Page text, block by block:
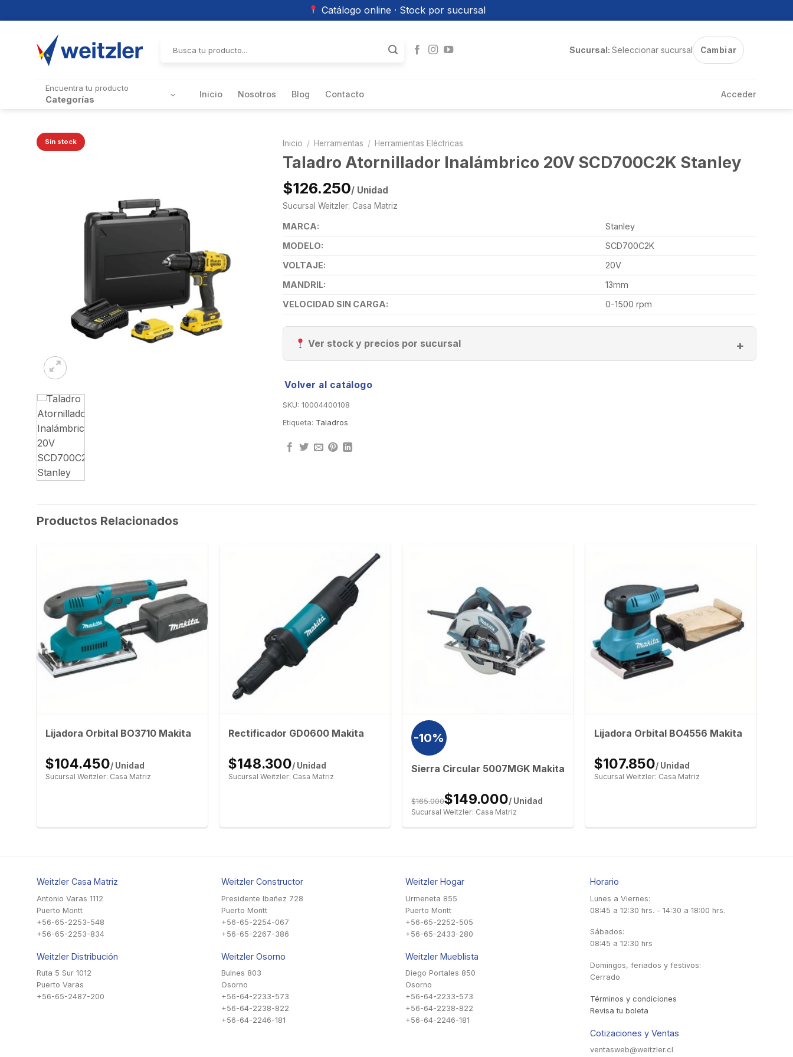
Catálogo online · Stock por sucursal
por:
Sucursal: Seleccionar sucursal Cambiar
Encuentra tu producto
Categorías Inicio Nosotros Blog Contacto Acceder
Sin stock Inicio / Herramientas / Herramientas Eléctricas
Taladro Atornillador Inalámbrico 20V SCD700C2K Stanley
$126.250/ Unidad
Sucursal Weitzler: Casa Matriz
MARCA:
Stanley
MODELO:
SCD700C2K
VOLTAJE:
20V
MANDRIL:
13mm
VELOCIDAD SIN CARGA:
0-1500 rpm
Ver stock y precios por sucursal
Volver al catálogo
SKU: 10004400108
Etiqueta: Taladros
Productos Relacionados
Lijadora Orbital BO3710 Makita
$104.450/ Unidad
Sucursal Weitzler: Casa Matriz
Rectificador GD0600 Makita
$148.300/ Unidad
Sucursal Weitzler: Casa Matriz
-10%
Sierra Circular 5007MGK Makita
$165.000$149.000/ Unidad
Sucursal Weitzler: Casa Matriz
Lijadora Orbital BO4556 Makita
$107.850/ Unidad
Sucursal Weitzler: Casa Matriz
Weitzler Casa Matriz
Antonio Varas 1112
Puerto Montt
+56-65-2253-548
+56-65-2253-834
Weitzler Distribución
Ruta 5 Sur 1012
Puerto Varas
+56-65-2487-200
Weitzler Constructor
Presidente Ibañez 728
Puerto Montt
+56-65-2254-067
+56-65-2267-386
Weitzler Osorno
Bulnes 803
Osorno
+56-64-2233-573
+56-64-2238-822
+56-64-2246-181
Weitzler Hogar
Urmeneta 855
Puerto Montt
+56-65-2252-505
+56-65-2433-280
Weitzler Mueblista
Diego Portales 850
Osorno
+56-64-2233-573
+56-64-2238-822
+56-64-2246-181
Horario
Lunes a Viernes:
08:45 a 12:30 hrs. - 14:30 a 18:00 hrs.
Sábados:
08:45 a 12:30 hrs
Domingos, feriados y festivos:
Cerrado
Términos y condiciones
Revisa tu boleta
Cotizaciones y Ventas
ventasweb@weitzler.cl